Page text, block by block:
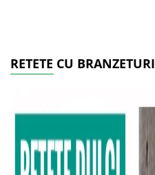
RETETE CU BRANZETURI